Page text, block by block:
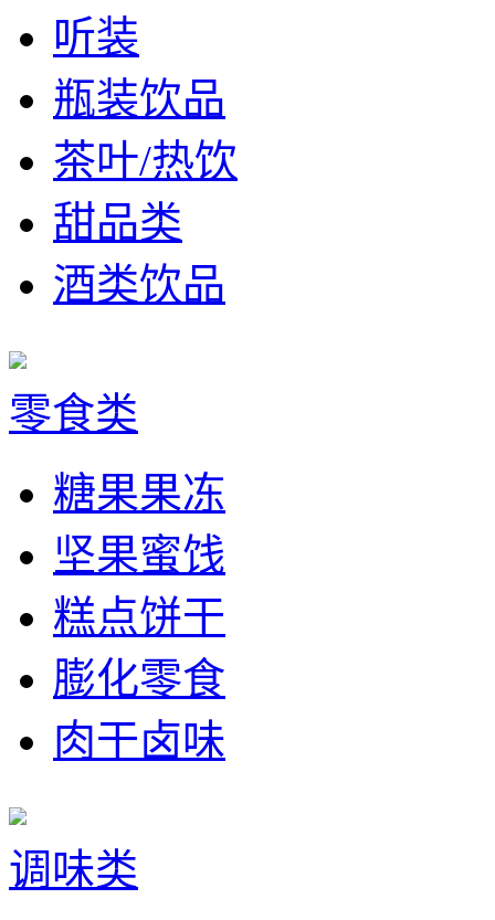
听装
瓶装饮品
茶叶/热饮
甜品类
酒类饮品
零食类
糖果果冻
坚果蜜饯
糕点饼干
膨化零食
肉干卤味
调味类